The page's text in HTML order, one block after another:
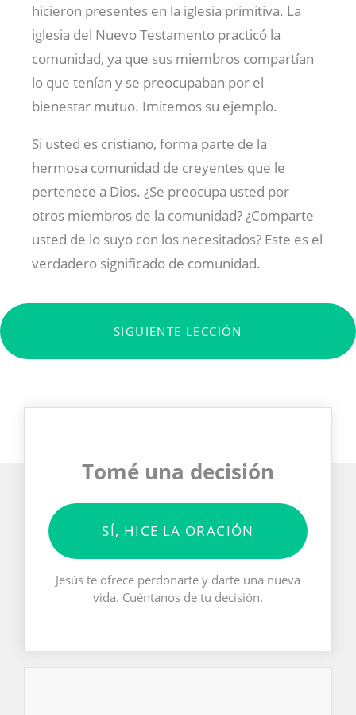
hicieron presentes en la iglesia primitiva. La
iglesia del Nuevo Testamento practicó la
comunidad, ya que sus miembros compartían
lo que tenían y se preocupaban por el
bienestar mutuo. Imitemos su ejemplo.
Si usted es cristiano, forma parte de la
hermosa comunidad de creyentes que le
pertenece a Dios. ¿Se preocupa usted por
otros miembros de la comunidad? ¿Comparte
usted de lo suyo con los necesitados? Este es el
verdadero significado de comunidad.
SIGUIENTE LECCIÓN
Tomé una decisión
SÍ, HICE LA ORACIÓN
Jesús te ofrece perdonarte y darte una nueva
vida. Cuéntanos de tu decisión.